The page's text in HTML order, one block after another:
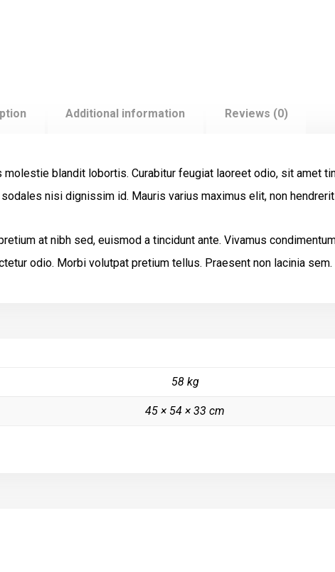
Additional information Reviews (0)
blandit lobortis. Curabitur feugiat laoreet odio, sit amet
nisi dignissim id. Mauris varius maximus elit, non
at nibh sed, euismod a tincidunt ante. Vivamus
odio. Morbi volutpat pretium tellus. Praesent non lacinia sem.
58 kg
45 × 54 × 33 cm